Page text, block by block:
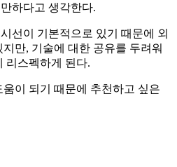
하다고 생각한다.
선이 기본적으로 있기 때문에 외
만, 기술에 대한 공유를 두려워
리스펙하게 된다.
이 되기 때문에 추천하고 싶은